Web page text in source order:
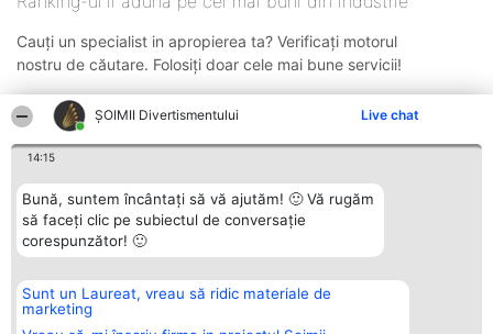
ŞOIMII Divertismentului Live chat
14:15
Bună, suntem încântați să vă ajutăm! 🙂 Vă rugăm
să faceți clic pe subiectul de conversație
corespunzător! 🙂
Sunt un Laureat, vreau să ridic materiale de
marketing
Cauți un specialist in apropierea ta? Verificați motorul
nostru de căutare. Folosiți doar cele mai bune servicii!
Organizator Ranking
BRIGHT SOLUTIONS BR SRL
Aleea Timisul De Sus 2 Bl. A30
Plebiscyt
Lista Tuturor
Contact